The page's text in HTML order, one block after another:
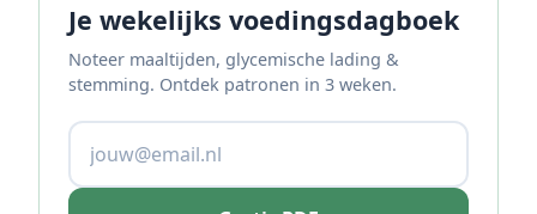
Je wekelijks voedingsdagboek
Noteer maaltijden, glycemische lading &
stemming. Ontdek patronen in 3 weken.